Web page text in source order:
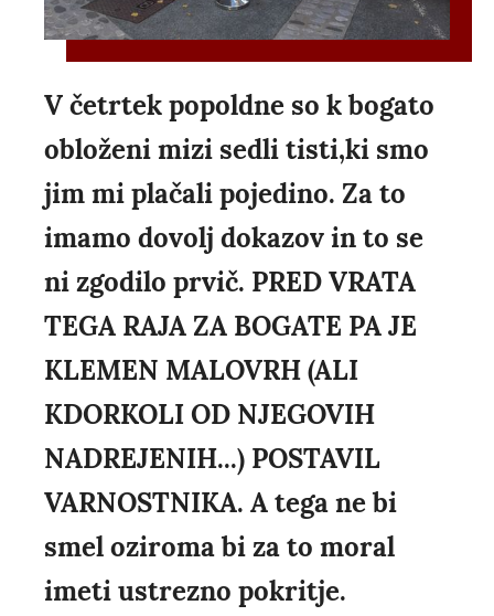
V četrtek popoldne so k bogato
obloženi mizi sedli tisti,ki smo
jim mi plačali pojedino. Za to
imamo dovolj dokazov in to se
ni zgodilo prvič. PRED VRATA
TEGA RAJA ZA BOGATE PA JE
KLEMEN MALOVRH (ALI
KDORKOLI OD NJEGOVIH
NADREJENIH...) POSTAVIL
VARNOSTNIKA. A tega ne bi
smel oziroma bi za to moral
imeti ustrezno pokritje.